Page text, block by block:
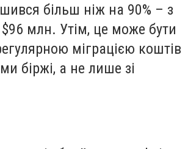
більш ніж на 90% – з
млн. Утім, це може бути
міграцією коштів
біржі, а не лише зі